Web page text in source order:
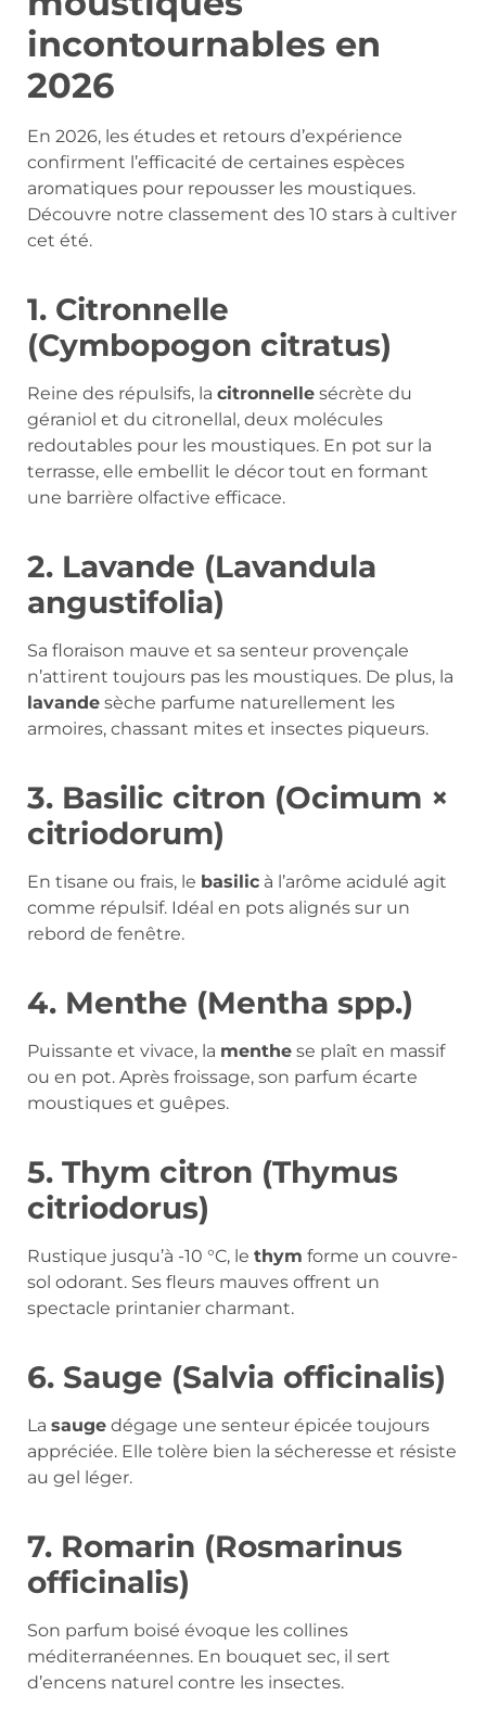
incontournables en
2026
En 2026, les études et retours d’expérience
confirment l’efficacité de certaines espèces
aromatiques pour repousser les moustiques.
Découvre notre classement des 10 stars à cultiver
cet été.
1. Citronnelle
(Cymbopogon citratus)
Reine des répulsifs, la citronnelle sécrète du
géraniol et du citronellal, deux molécules
redoutables pour les moustiques. En pot sur la
terrasse, elle embellit le décor tout en formant
une barrière olfactive efficace.
2. Lavande (Lavandula
angustifolia)
Sa floraison mauve et sa senteur provençale
n’attirent toujours pas les moustiques. De plus, la
lavande sèche parfume naturellement les
armoires, chassant mites et insectes piqueurs.
3. Basilic citron (Ocimum ×
citriodorum)
En tisane ou frais, le basilic à l’arôme acidulé agit
comme répulsif. Idéal en pots alignés sur un
rebord de fenêtre.
4. Menthe (Mentha spp.)
Puissante et vivace, la menthe se plaît en massif
ou en pot. Après froissage, son parfum écarte
moustiques et guêpes.
5. Thym citron (Thymus
citriodorus)
Rustique jusqu’à -10 °C, le thym forme un couvre-
sol odorant. Ses fleurs mauves offrent un
spectacle printanier charmant.
6. Sauge (Salvia officinalis)
La sauge dégage une senteur épicée toujours
appréciée. Elle tolère bien la sécheresse et résiste
au gel léger.
7. Romarin (Rosmarinus
officinalis)
Son parfum boisé évoque les collines
méditerranéennes. En bouquet sec, il sert
d’encens naturel contre les insectes.